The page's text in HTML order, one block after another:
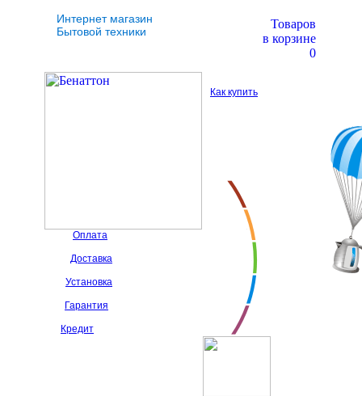
Интернет магазин
Бытовой техники
Товаров
в корзине
0
Как купить
Оплата
Доставка
Установка
Гарантия
Кредит